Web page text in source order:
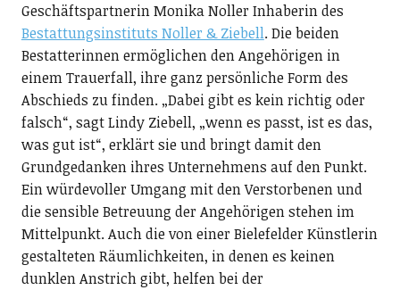
Geschäftspartnerin Monika Noller Inhaberin des
Bestattungsinstituts Noller & Ziebell. Die beiden
Bestatterinnen ermöglichen den Angehörigen in
einem Trauerfall, ihre ganz persönliche Form des
Abschieds zu finden. „Dabei gibt es kein richtig oder
falsch“, sagt Lindy Ziebell, „wenn es passt, ist es das,
was gut ist“, erklärt sie und bringt damit den
Grundgedanken ihres Unternehmens auf den Punkt.
Ein würdevoller Umgang mit den Verstorbenen und
die sensible Betreuung der Angehörigen stehen im
Mittelpunkt. Auch die von einer Bielefelder Künstlerin
gestalteten Räumlichkeiten, in denen es keinen
dunklen Anstrich gibt, helfen bei der